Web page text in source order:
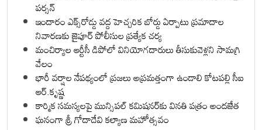
పర్సన్
ఇందారం ఎక్స్‌రోడ్డు వద్ద హెచ్చరిక బోర్డు ఏర్పాటు ప్రమాదాల
నివారణకు జైపూర్ పోలీసుల ప్రత్యేక చర్య
మంచిర్యాల ఆర్టీసీ డిపోలో వినియోగదారులు తీసుకువెళ్లని సామగ్రి
వేలం
భారీ వర్షాల నేపథ్యంలో ప్రజలు అప్రమత్తంగా ఉండాలి కోటపల్లి సీఐ
ఆర్.కృష్ణ
కార్మిక సమస్యలపై మున్సిపల్ కమిషనర్‌కు వినతి పత్రం అందజేత
ఘనంగా శ్రీ గోదాదేవి కల్యాణ మహోత్సవం